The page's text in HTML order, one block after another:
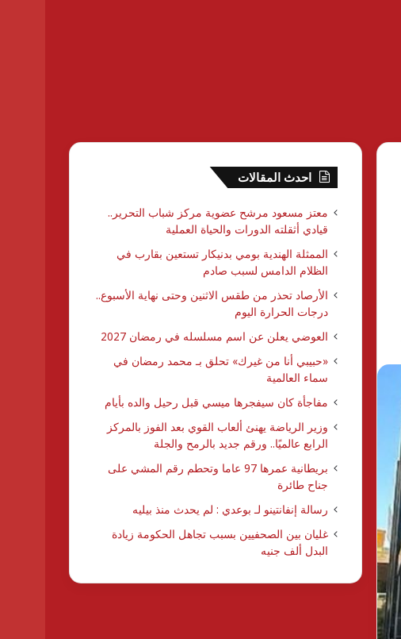
احدث المقالات
معتز مسعود مرشح عضوية مركز شباب التحرير..
قيادي أثقلته الدورات والحياة العملية
الممثلة الهندية بومي بدنيكار تستعين بقارب في
الظلام الدامس لسبب صادم
الأرصاد تحذر من طقس الاثنين وحتى نهاية الأسبوع..
درجات الحرارة اليوم
العوضي يعلن عن اسم مسلسله في رمضان 2027
​«حبيبي أنا من غيرك» تحلق بـ محمد رمضان في
سماء العالمية
مفاجأة كان سيفجرها ميسي قبل رحيل والده بأيام
وزير الرياضة يهنئ ألعاب القوي بعد الفوز بالمركز
الرابع عالميًا.. ورقم جديد بالرمح والجلة
بريطانية عمرها 97 عاما وتحطم رقم المشي على
جناح طائرة
رسالة إنفانتينو لـ بوعدي : لم يحدث منذ بيليه
غليان بين الصحفيين بسبب تجاهل الحكومة زيادة
البدل ألف جنيه